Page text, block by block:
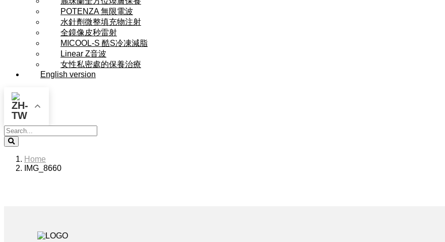
POTENZA 無限電波
水針劑微整填充物注射
全鏡像皮秒雷射
MICOOL-S 酷S冷凍減脂
Linear Z音波
女性私密處的保養治療
English version
Search
Home
IMG_8660